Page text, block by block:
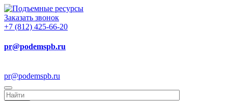
Заказать звонок
+7 (812) 425-66-20
pr@podemspb.ru
pr@podemspb.ru